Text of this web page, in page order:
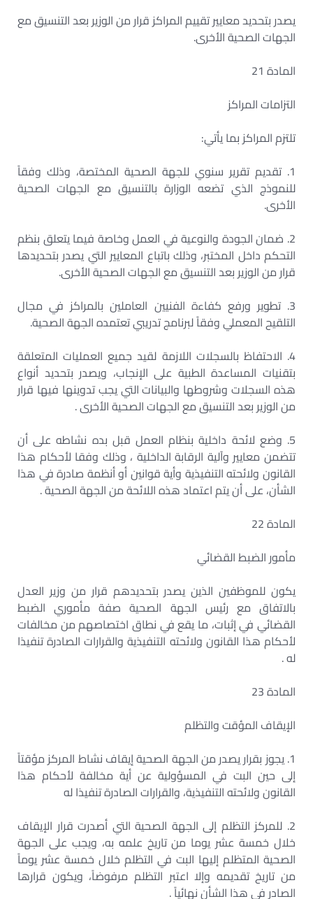
يصدر بتحديد معايير تقييم المراكز قرار من الوزير بعد التنسيق مع
الجهات الصحية الأخرى.
المادة 21
التزامات المراكز
تلتزم المراكز بما يأتي:
1. تقديم تقرير سنوي للجهة الصحية المختصة، وذلك وفقاً
للنموذج الذي تضعه الوزارة بالتنسيق مع الجهات الصحية
الأخرى.
2. ضمان الجودة والنوعية في العمل وخاصة فيما يتعلق بنظم
التحكم داخل المختبر، وذلك باتباع المعايير التي يصدر بتحديدها
قرار من الوزير بعد التنسيق مع الجهات الصحية الأخرى.
3. تطوير ورفع كفاءة الفنيين العاملين بالمراكز في مجال
التلقيح المعملي وفقاً لبرنامج تدريبي تعتمده الجهة الصحية.
4. الاحتفاظ بالسجلات اللازمة لقيد جميع العمليات المتعلقة
بتقنيات المساعدة الطبية على الإنجاب، ويصدر بتحديد أنواع
هذه السجلات وشروطها والبيانات التي يجب تدوينها فيها قرار
من الوزير بعد التنسيق مع الجهات الصحية الأخرى .
5. وضع لائحة داخلية بنظام العمل قبل بده نشاطه على أن
تتضمن معايير وآلية الرقابة الداخلية ، وذلك وفقا لأحكام هذا
القانون ولائحته التنفيذية وأية قوانين أو أنظمة صادرة في هذا
الشأن، على أن يتم اعتماد هذه اللائحة من الجهة الصحية .
المادة 22
مأمور الضبط القضائي
يكون للموظفين الذين يصدر بتحديدهم قرار من وزير العدل
بالاتفاق مع رئيس الجهة الصحية صفة مأموري الضبط
القضائي في إثبات، ما يقع في نطاق اختصاصهم من مخالفات
لأحكام هذا القانون ولائحته التنفيذية والقرارات الصادرة تنفيذا
له .
المادة 23
الإيقاف المؤقت والتظلم
1. يجوز بقرار يصدر من الجهة الصحية إيقاف نشاط المركز مؤقتاً
إلى حين البت في المسؤولية عن أية مخالفة لأحكام هذا
القانون ولائحته التنفيذية، والقرارات الصادرة تنفيذا له
2. للمركز التظلم إلى الجهة الصحية التي أصدرت قرار الإيقاف
خلال خمسة عشر يوما من تاريخ علمه به، ويجب على الجهة
الصحية المتظلم إليها البت في التظلم خلال خمسة عشر يوماً
من تاريخ تقديمه وإلا اعتبر التظلم مرفوضاً، ويكون قرارها
الصادر في هذا الشأن نهائياً .